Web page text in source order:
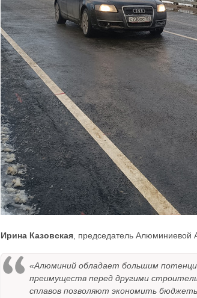
Ирина Казовская , председатель Алюминиевой
«Алюминий обладает большим
преимуществ перед другими
сплавов позволяют экономить